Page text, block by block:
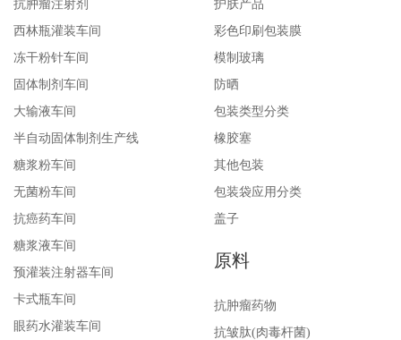
抗肿瘤注射剂
西林瓶灌装车间
冻干粉针车间
固体制剂车间
大输液车间
半自动固体制剂生产线
糖浆粉车间
无菌粉车间
抗癌药车间
糖浆液车间
预灌装注射器车间
卡式瓶车间
眼药水灌装车间
护肤产品
彩色印刷包装膜
模制玻璃
防晒
包装类型分类
橡胶塞
其他包装
包装袋应用分类
盖子
原料
抗肿瘤药物
抗皱肽(肉毒杆菌)